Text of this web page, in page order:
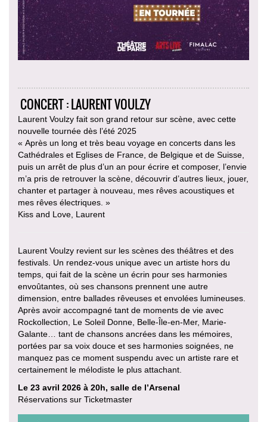
CONCERT : LAURENT VOULZY
Laurent Voulzy fait son grand retour sur scène, avec cette
nouvelle tournée dès l’été 2025
« Après un long et très beau voyage en concerts dans les
Cathédrales et Eglises de France, de Belgique et de Suisse,
puis un arrêt de plus d’un an pour écrire et composer, l’envie
m’a pris de retrouver la scène, découvrir d’autres lieux, jouer,
chanter et partager à nouveau, mes rêves acoustiques et
mes rêves électriques. »
Kiss and Love, Laurent
Laurent Voulzy revient sur les scènes des théâtres et des
festivals. Un rendez-vous unique avec un artiste hors du
temps, qui fait de la scène un écrin pour ses harmonies
envoûtantes, où ses chansons prennent une autre
dimension, entre ballades rêveuses et envolées lumineuses.
Après avoir accompagné tant de moments de vie avec
Rockollection, Le Soleil Donne, Belle-Île-en-Mer, Marie-
Galante… tant de chansons ancrées dans les mémoires,
portées par sa voix douce et ses harmonies soignées, ne
manquez pas ce moment suspendu avec un artiste rare et
certainement le mélodiste le plus attachant.
Le 23 avril 2026 à 20h, salle de l’Arsenal
Réservations sur Ticketmaster